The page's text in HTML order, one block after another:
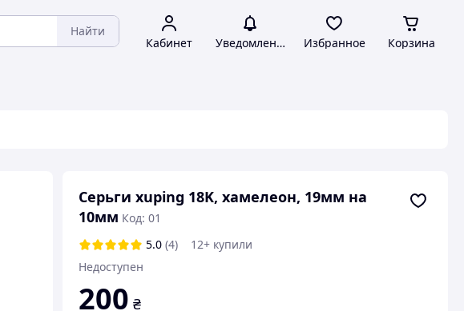
Найти
Кабинет Уведомления Избранное Корзина
Серьги xuping 18K, хамелеон, 19мм на
10мм Код: 01
5.0 (4)
12+ купили
Недоступен
200 ₴